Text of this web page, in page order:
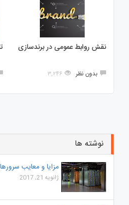
نقش روابط عمومی در برندسازی
بدون نظر ۳,۲۴۶
نوشته ها
مزایا و معایب
ژانویه 21, 2017